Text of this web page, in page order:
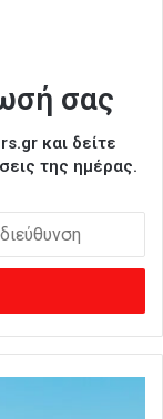
σας
και δείτε
της ημέρας.